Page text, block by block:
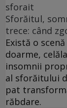
sforait
Sforăitul,
trece: când
Există o
doarme,
insomnii
al sforăitului
pat
răbdare.